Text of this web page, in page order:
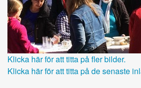
Klicka här för att titta på fler bilder.
Klicka här för att titta på de senaste